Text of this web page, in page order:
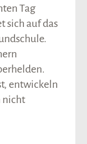
Tag
sich auf das
entwickeln
nicht